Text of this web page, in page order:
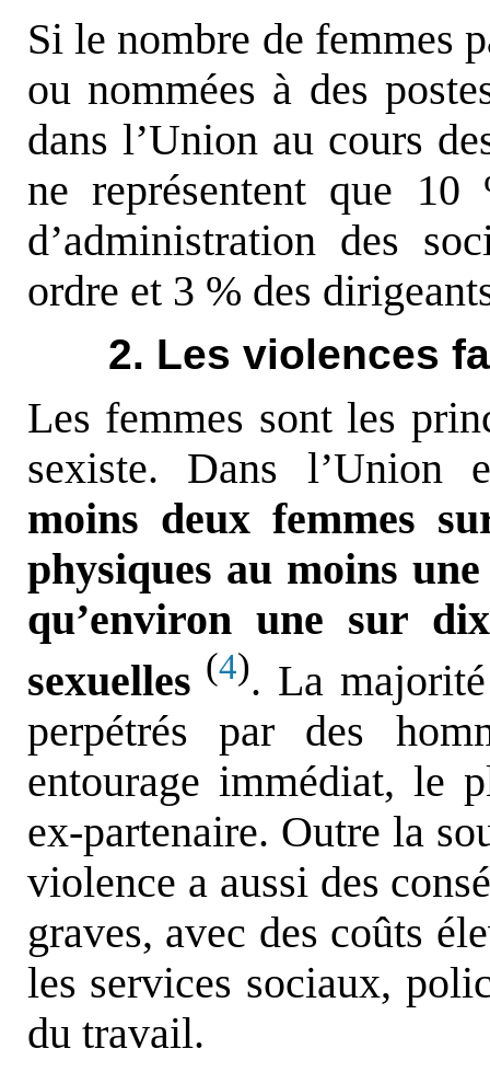
Si le nombre de femmes
ou nommées à des
dans l’Union au cours
ne représentent que 10
d’administration des
ordre et 3 % des
2. Les violences
Les femmes sont les
sexiste. Dans l’Union
moins deux femmes
physiques au moins
qu’environ une sur
sexuelles (4). La
perpétrés par des
entourage immédiat, le
ex-partenaire. Outre la
violence a aussi des
graves, avec des coûts
les services sociaux,
du travail.